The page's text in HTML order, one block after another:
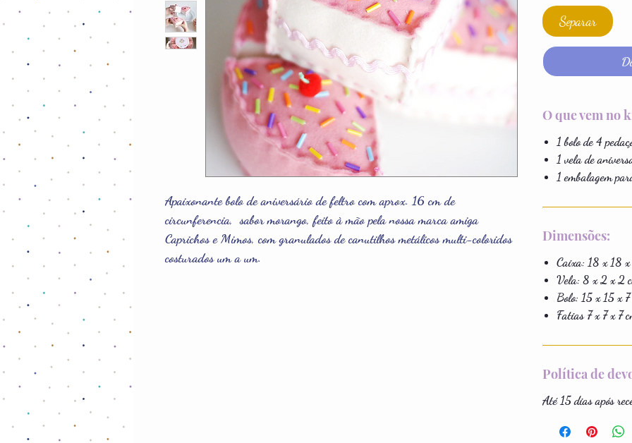
Apaixonante bolo de aniversário de feltro com aprox. 16 cm de
circunferencia, sabor morango, feito à mão pela nossa marca amiga
Caprichos e Mimos, com granulados de canutilhos metálicos multi-coloridos
costurados um a um.
Separar
O que vem no
1 bolo de 4
1 vela de
1 embalagem
Dimensões:
Caixa: 18 x 18
Vela: 8 x 2 x 2
Bolo: 15 x 15 x 7
Fatias 7 x 7 x 7
Política de
Até 15 dias após